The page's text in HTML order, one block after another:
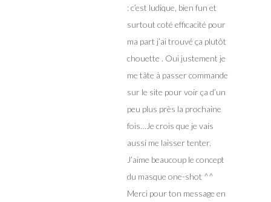
: c’est ludique, bien fun et
surtout coté efficacité pour
ma part j’ai trouvé ça plutôt
chouette . Oui justement je
me tâte à passer commande
sur le site pour voir ça d’un
peu plus près la prochaine
fois…Je crois que je vais
aussi me laisser tenter.
J’aime beaucoup le concept
du masque one-shot ^^
Merci pour ton message en